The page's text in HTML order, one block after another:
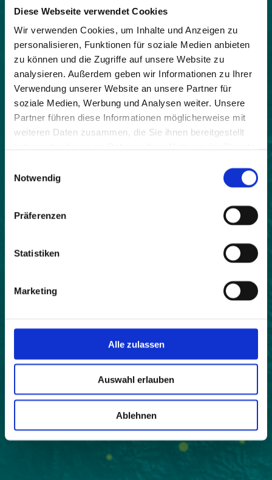
Diese Webseite verwendet Cookies
Wir verwenden Cookies, um Inhalte und Anzeigen zu
personalisieren, Funktionen für soziale Medien anbieten
zu können und die Zugriffe auf unsere Website zu
analysieren. Außerdem geben wir Informationen zu Ihrer
Verwendung unserer Website an unsere Partner für
soziale Medien, Werbung und Analysen weiter. Unsere
Partner führen diese Informationen möglicherweise mit
weiteren Daten zusammen, die Sie ihnen bereitgestellt
Notwendig
Präferenzen
Statistiken
Marketing
Alle zulassen
Auswahl erlauben
Ablehnen
Schweiz
Beitrittsjahr:
2000
Webseite:
http://www.doppleschwand.ch